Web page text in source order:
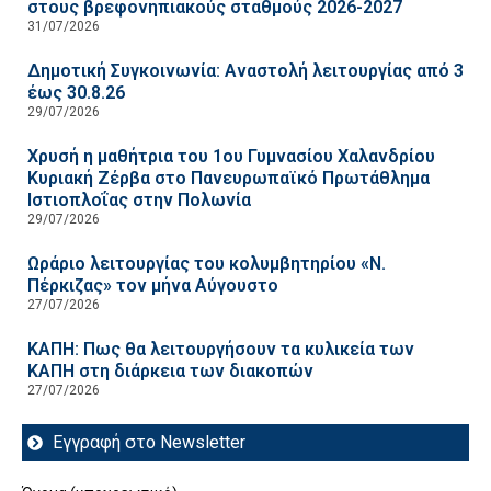
στους βρεφονηπιακούς σταθμούς 2026-2027
31/07/2026
Δημοτική Συγκοινωνία: Αναστολή λειτουργίας από 3
έως 30.8.26
29/07/2026
Χρυσή η μαθήτρια του 1ου Γυμνασίου Χαλανδρίου
Κυριακή Ζέρβα στο Πανευρωπαϊκό Πρωτάθλημα
Ιστιοπλοΐας στην Πολωνία
29/07/2026
Ωράριο λειτουργίας του κολυμβητηρίου «Ν.
Πέρκιζας» τον μήνα Αύγουστο
27/07/2026
ΚΑΠΗ: Πως θα λειτουργήσουν τα κυλικεία των
ΚΑΠΗ στη διάρκεια των διακοπών
27/07/2026
Εγγραφή στο Newsletter